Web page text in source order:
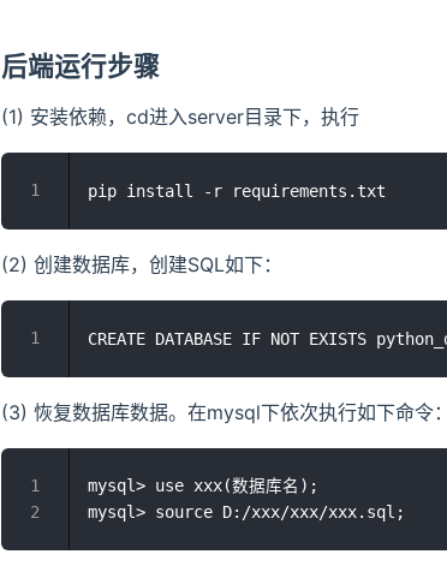
后端运行步骤
(1) 安装依赖，cd进入server目录下，执行
(2) 创建数据库，创建SQL如下：
(3) 恢复数据库数据。在mysql下依次执行如下命令：
mysql> use xxx(数据库名);